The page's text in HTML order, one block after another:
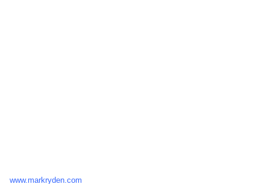
www.markryden.com